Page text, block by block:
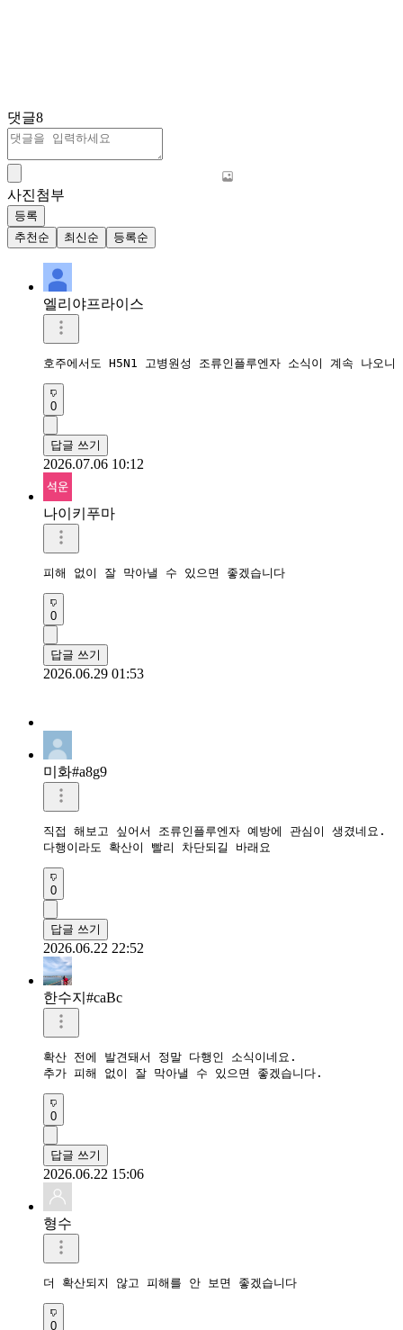
댓글8
사진첨부
등록
추천순
최신순 등록순
엘리야프라이스
호주에서도 H5N1 고병원성 조류인플루엔자 소식이 계속 나오
0
답글 쓰기
2026.07.06 10:12
나이키푸마
피해 없이 잘 막아낼 수 있으면 좋겠습니다
0
답글 쓰기
2026.06.29 01:53
미화#a8g9
직접 해보고 싶어서 조류인플루엔자 예방에 관심이 생겼네요.
다행이라도 확산이 빨리 차단되길 바래요
0
답글 쓰기
2026.06.22 22:52
한수지#caBc
확산 전에 발견돼서 정말 다행인 소식이네요.
추가 피해 없이 잘 막아낼 수 있으면 좋겠습니다.
0
답글 쓰기
2026.06.22 15:06
형수
더 확산되지 않고 피해를 안 보면 좋겠습니다
0